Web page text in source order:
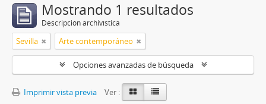
Mostrando 1 resultados
Descripción archivística
Sevilla Arte contemporáneo
Opciones avanzadas de búsqueda
Imprimir vista previa
Ver :